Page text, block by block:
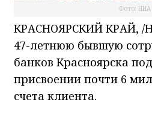
Фото: НИА
КРАСНОЯРСКИЙ КРАЙ, /
47-летнюю бывшую
банков Красноярска
присвоении почти 6
счета клиента.